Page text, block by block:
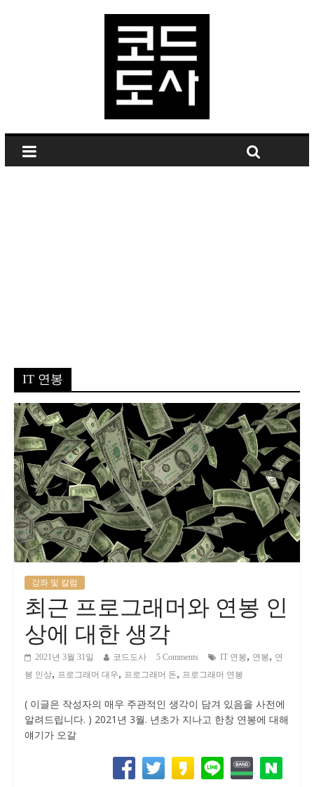
IT 연봉
강좌 및 칼럼
최근 프로그래머와 연봉 인
상에 대한 생각
2021년 3월 31일 코드도사 5 Comments IT 연봉, 연봉, 연
봉 인상, 프로그래머 대우, 프로그래머 돈, 프로그래머 연봉
( 이글은 작성자의 매우 주관적인 생각이 담겨 있음을 사전에
알려드립니다. ) 2021년 3월. 년초가 지나고 한창 연봉에 대해
얘기가 오갈